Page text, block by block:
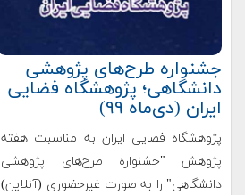
جشنواره طرح‌های پژوهشی
دانشگاهی؛ پژوهشگاه فضایی
ایران (دی‌ماه ۹۹)
پژوهشگاه فضایی ایران به مناسبت هفته
پژوهش "جشنواره طرح‌های پژوهشی
دانشگاهی" را به صورت غیرحضوری (آنلاین)